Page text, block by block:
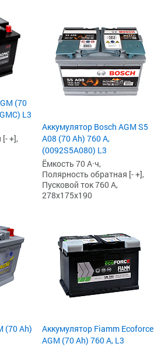
(70
L3
+],
Аккумулятор Bosch AGM S5
A08 (70 Ah) 760 А,
(0092S5A080) L3
Ёмкость 70 А·ч,
Полярность обратная [- +],
Пусковой ток 760 А,
278x175x190
(70 Ah)
Аккумулятор Fiamm Ecoforce
AGM (70 Ah) 760 А, L3